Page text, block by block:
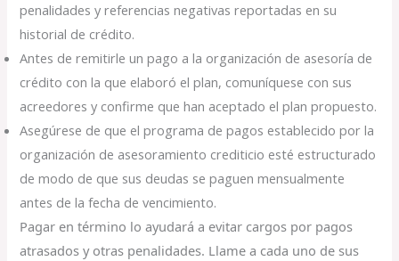
penalidades y referencias negativas reportadas en su
historial de crédito.
Antes de remitirle un pago a la organización de asesoría de
crédito con la que elaboró el plan, comuníquese con sus
acreedores y confirme que han aceptado el plan propuesto.
Asegúrese de que el programa de pagos establecido por la
organización de asesoramiento crediticio esté estructurado
de modo de que sus deudas se paguen mensualmente
antes de la fecha de vencimiento.
Pagar en término lo ayudará a evitar cargos por pagos
atrasados y otras penalidades. Llame a cada uno de sus